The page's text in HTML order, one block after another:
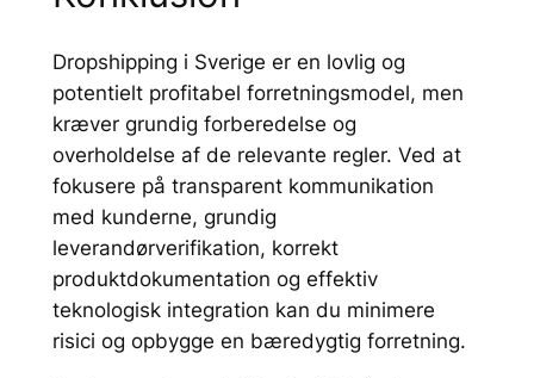
Dropshipping i Sverige er en lovlig og
potentielt profitabel forretningsmodel, men
kræver grundig forberedelse og
overholdelse af de relevante regler. Ved at
fokusere på transparent kommunikation
med kunderne, grundig
leverandørverifikation, korrekt
produktdokumentation og effektiv
teknologisk integration kan du minimere
risici og opbygge en bæredygtig forretning.